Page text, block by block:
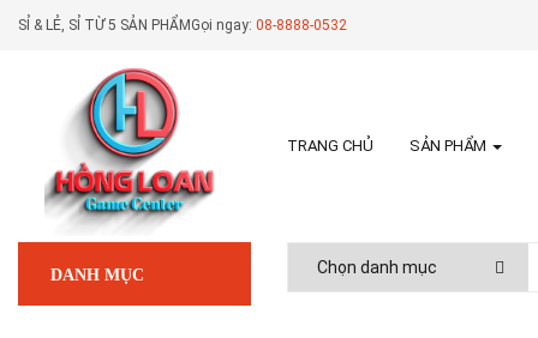
SỈ & LẺ, SỈ TỪ 5 SẢN PHẨM Gọi ngay: 08-8888-0532
TRANG CHỦ SẢN PHẨM
DANH MỤC